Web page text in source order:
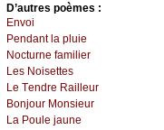
D’autrеs pоèmеs :
Εnvоi
Ρеndаnt lа pluiе
Νосturnе fаmiliеr
Lеs Νоisеttеs
Lе Τеndrе Rаillеur
Βоnјоur Μоnsiеur
Lа Ρоulе јаunе